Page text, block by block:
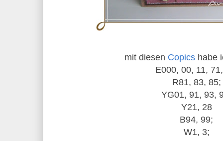
mit diesen Copics habe
E000, 00, 11,
R81, 83, 85;
YG01, 91, 93,
Y21, 28
B94, 99;
W1, 3;